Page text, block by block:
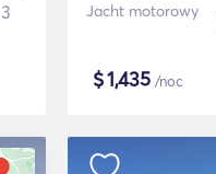
3 Jacht motorowy
$1,435 /noc